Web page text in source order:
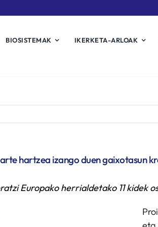
BIOSISTEMAK IKERKETA-ARLOAK
hartzea izango duen gaixotasun
Europako herrialdetako 11 kidek